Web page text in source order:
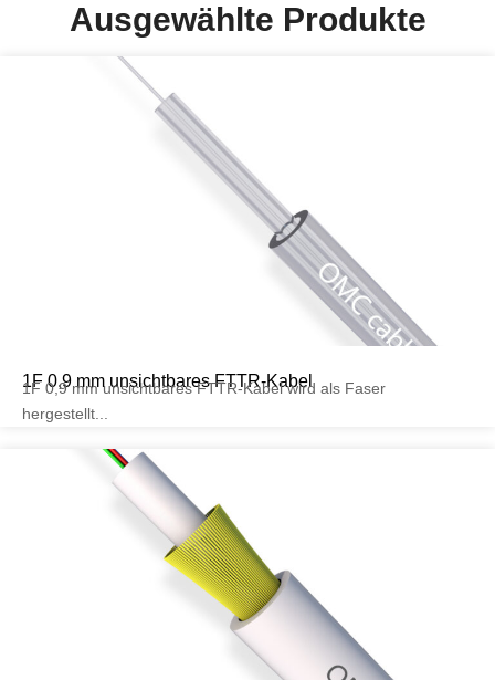
Ausgewählte Produkte
1F 0,9 mm unsichtbares FTTR-Kabel
1F 0,9 mm unsichtbares FTTR-Kabel wird als Faser
hergestellt...